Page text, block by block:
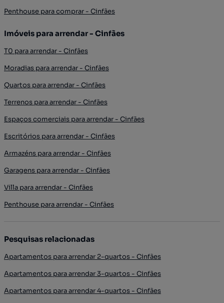
Penthouse para comprar - Cinfães
Imóveis para arrendar - Cinfães
T0 para arrendar - Cinfães
Moradias para arrendar - Cinfães
Quartos para arrendar - Cinfães
Terrenos para arrendar - Cinfães
Espaços comerciais para arrendar - Cinfães
Escritórios para arrendar - Cinfães
Armazéns para arrendar - Cinfães
Garagens para arrendar - Cinfães
Villa para arrendar - Cinfães
Penthouse para arrendar - Cinfães
Pesquisas relacionadas
Apartamentos para arrendar 2-quartos - Cinfães
Apartamentos para arrendar 3-quartos - Cinfães
Apartamentos para arrendar 4-quartos - Cinfães